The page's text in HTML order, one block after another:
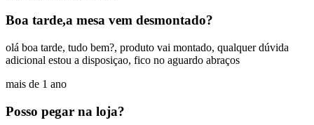
Boa tarde,a mesa vem desmontado?
olá boa tarde, tudo bem?, produto vai montado, qualquer dúvida
adicional estou a disposiçao, fico no aguardo abraços
mais de 1 ano
Posso pegar na loja?